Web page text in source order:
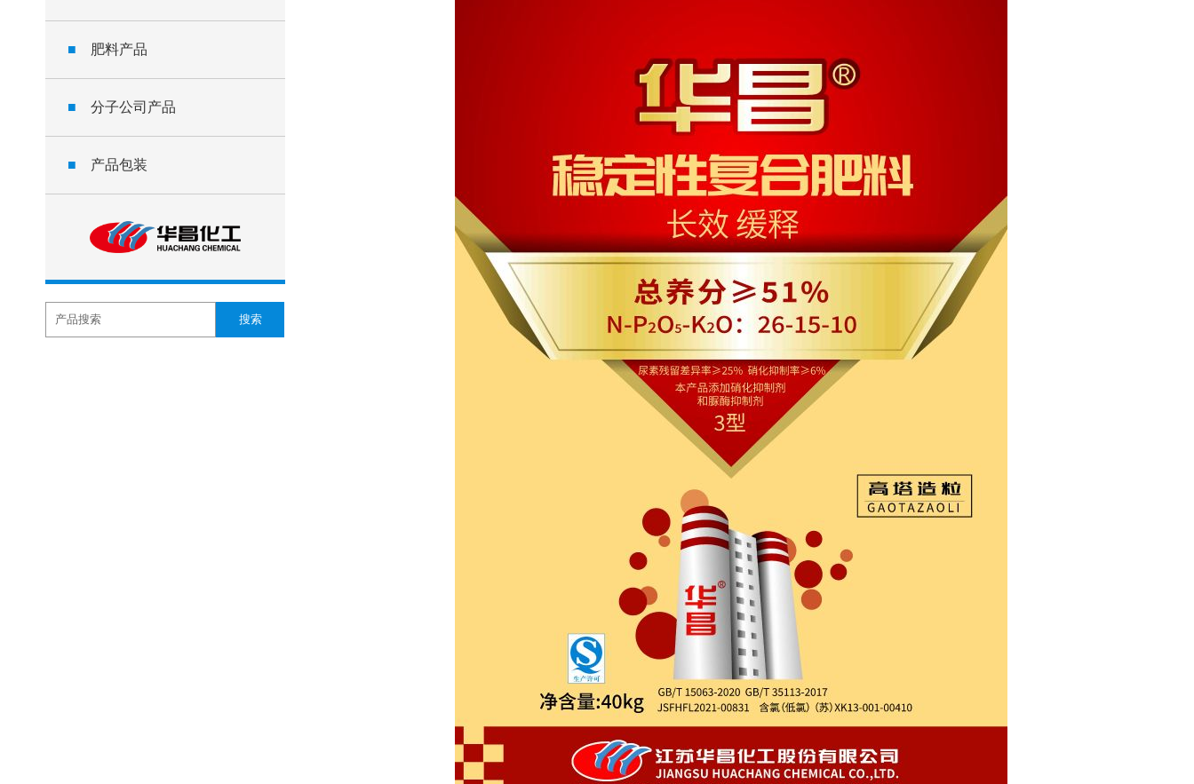
■ 肥料产品
■ 分子公司产品
■ 产品包装